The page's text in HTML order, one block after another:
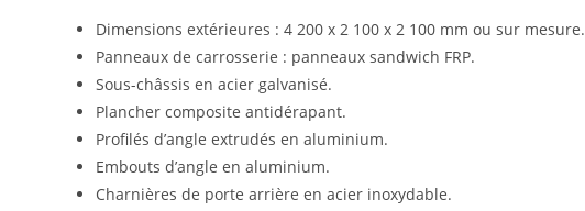
Dimensions extérieures : 4 200 x 2 100 x 2 100 mm ou sur mesure.
Panneaux de carrosserie : panneaux sandwich FRP.
Sous-châssis en acier galvanisé.
Plancher composite antidérapant.
Profilés d’angle extrudés en aluminium.
Embouts d’angle en aluminium.
Charnières de porte arrière en acier inoxydable.